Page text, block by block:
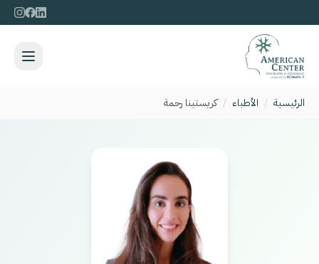
الرئيسية / الأطباء / كريستينا رحمة